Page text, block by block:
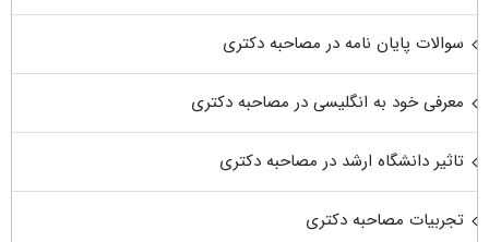
سوالات پایان نامه در مصاحبه دکتری
معرفی خود به انگلیسی در مصاحبه دکتری
تاثیر دانشگاه ارشد در مصاحبه دکتری
تجربیات مصاحبه دکتری